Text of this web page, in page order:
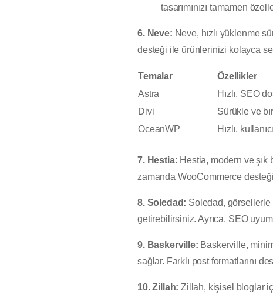
tasarımınızı tamamen
6. Neve: Neve, hızlı yüklenme
desteği ile ürünlerinizi kolayca
Temalar
Özellikler
Astra
Hızlı, SEO
Divi
Sürükle ve
OceanWP
Hızlı,
7. Hestia: Hestia, modern ve şık
zamanda WooCommerce
8. Soledad: Soledad, görsellerle
getirebilirsiniz. Ayrıca, SEO
9. Baskerville: Baskerville,
sağlar. Farklı post formatlarını
10. Zillah: Zillah, kişisel bloglar